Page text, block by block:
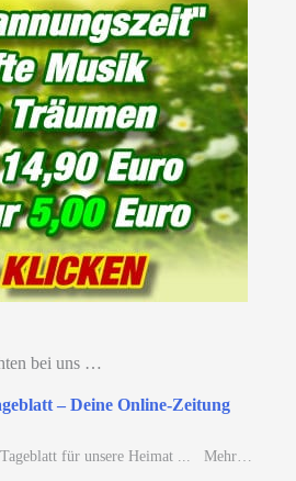
bei uns …
– Deine Online-Zeitung
Tageblatt für unsere Heimat ... Mehr…